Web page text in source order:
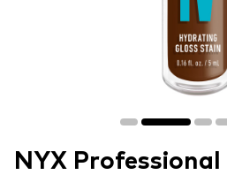
NYX